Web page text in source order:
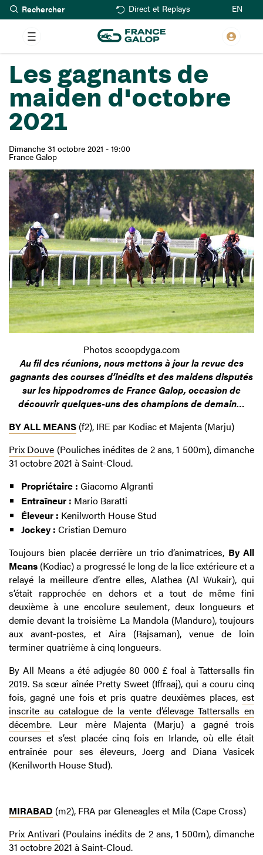
Aller
au
contenu
principal
Rechercher Direct et Replays EN
Les gagnants de
maiden d'octobre
2021
Dimanche 31 octobre 2021 - 19:00
France Galop
Photos scoopdyga.com
Au fil des réunions, nous mettons à jour la revue des
gagnants des courses d’inédits et des maidens disputés
sur les hippodromes de France Galop, occasion de
découvrir quelques-uns des champions de demain…
BY ALL MEANS (f2), IRE par Kodiac et Majenta (Marju)
Prix Douve (Pouliches inédites de 2 ans, 1 500m), dimanche
31 octobre 2021 à Saint-Cloud.
Propriétaire : Giacomo Algranti
Entraîneur : Mario Baratti
Éleveur : Kenilworth House Stud
Jockey : Cristian Demuro
Toujours bien placée derrière un trio d’animatrices, By All
Means (Kodiac) a progressé le long de la lice extérieure et a
relayé la meilleure d’entre elles, Alathea (Al Wukair), qui
s’était rapprochée en dehors et a tout de même fini
deuxième à une encolure seulement, deux longueurs et
demie devant la troisième La Mandola (Manduro), toujours
aux avant-postes, et Aira (Rajsaman), venue de loin
terminer quatrième à cinq longueurs.
By All Means a été adjugée 80 000 £ foal à Tattersalls fin
2019. Sa sœur aînée Pretty Sweet (Iffraaj), qui a couru cinq
fois, gagné une fois et pris quatre deuxièmes places, est
inscrite au catalogue de la vente d’élevage Tattersalls en
décembre. Leur mère Majenta (Marju) a gagné trois
courses et s’est placée cinq fois en Irlande, où elle était
entraînée pour ses éleveurs, Joerg and Diana Vasicek
(Kenilworth House Stud).
MIRABAD (m2), FRA par Gleneagles et Mila (Cape Cross)
Prix Antivari (Poulains inédits de 2 ans, 1 500m), dimanche
31 octobre 2021 à Saint-Cloud.